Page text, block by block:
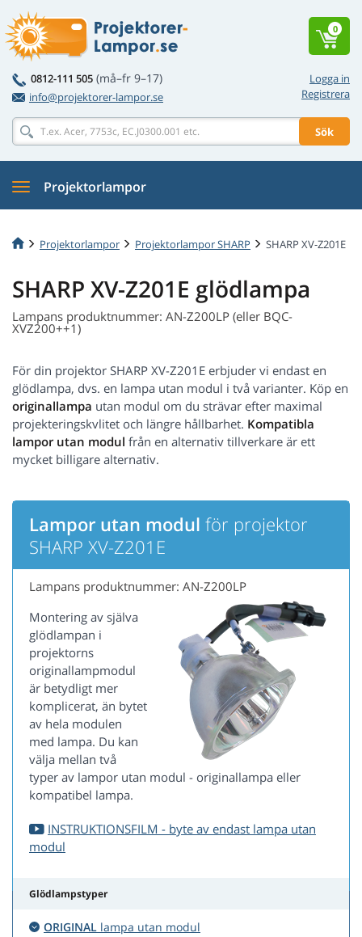
Logga in
Registrera
0812-111 505 (må–fr 9–17)
info@projektorer-lampor.se
Sök
0
Projektorlampor
Projektorlampor Projektorlampor SHARP SHARP XV-Z201E
SHARP XV-Z201E glödlampa
Lampans produktnummer: AN-Z200LP (eller BQC-
XVZ200++1)
För din projektor SHARP XV-Z201E erbjuder vi endast en
glödlampa, dvs. en lampa utan modul i två varianter. Köp en
originallampa utan modul om du strävar efter maximal
projekteringskvlitet och längre hållbarhet. Kompatibla
lampor utan modul från en alternativ tillverkare är ett
mycket billigare alternativ.
Lampor utan modul för projektor
SHARP XV-Z201E
Lampans produktnummer: AN-Z200LP
Montering av själva
glödlampan i
projektorns
originallampmodul
är betydligt mer
komplicerat, än bytet
av hela modulen
med lampa. Du kan
välja mellan två
typer av lampor utan modul - originallampa eller
kompatibel lampa.
INSTRUKTIONSFILM - byte av endast lampa utan
modul
Glödlampstyper
ORIGINAL lampa utan modul